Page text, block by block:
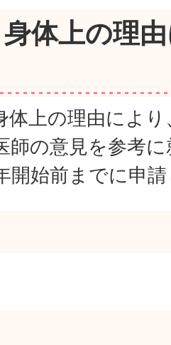
身体上の理
体上の理由によ
師の意見を参考
開始前までに申